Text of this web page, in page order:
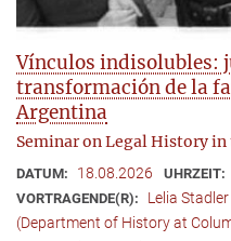
Vínculos indisolubles:
transformación de la
Argentina
Seminar on Legal History
DATUM: 18.08.2026 UHRZEIT:
VORTRAGENDE(R):
Lelia Stadler
(Department of History at